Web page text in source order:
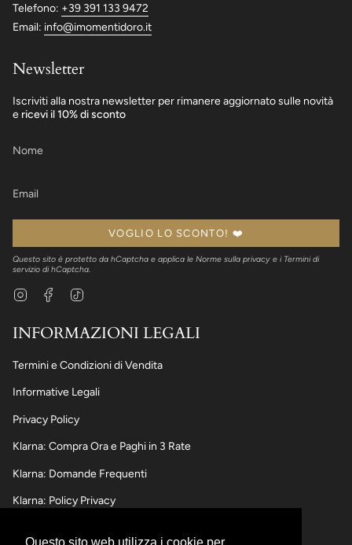
Telefono: +39 391 133 9472
Email: info@imomentidoro.it
Newsletter
Iscriviti alla nostra newsletter per rimanere aggiornato sulle novità
e ricevi il 10% di sconto
VOGLIO LO SCONTO! ❤️
Questo sito è protetto da hCaptcha e applica le Norme sulla privacy e i Termini di
servizio di hCaptcha.
InstagramFacebook
INFORMAZIONI LEGALI
Termini e Condizioni di Vendita
Informative Legali
Privacy Policy
Klarna: Compra Ora e Paghi in 3 Rate
Klarna: Domande Frequenti
Klarna: Policy Privacy